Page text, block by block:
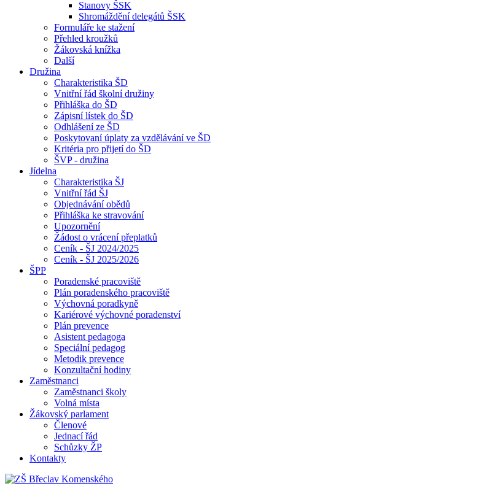
Stanovy ŠSK
Shromáždění delegátů ŠSK
Formuláře ke stažení
Přehled kroužků
Žákovská knížka
Další
Družina
Charakteristika ŠD
Vnitřní řád školní družiny
Přihláška do ŠD
Zápisní lístek do ŠD
Odhlášení ze ŠD
Poskytovaní úplaty za vzdělávání ve ŠD
Kritéria pro přijetí do ŠD
ŠVP - družina
Jídelna
Charakteristika ŠJ
Vnitřní řád ŠJ
Objednávání obědů
Přihláška ke stravování
Upozornění
Žádost o vrácení přeplatků
Ceník - ŠJ 2024/2025
Ceník - ŠJ 2025/2026
ŠPP
Poradenské pracoviště
Plán poradenského pracoviště
Výchovná poradkyně
Kariérové výchovné poradenství
Plán prevence
Asistent pedagoga
Speciální pedagog
Metodik prevence
Konzultační hodiny
Zaměstnanci
Zaměstnanci školy
Volná místa
Žákovský parlament
Členové
Jednací řád
Schůzky ŽP
Kontakty